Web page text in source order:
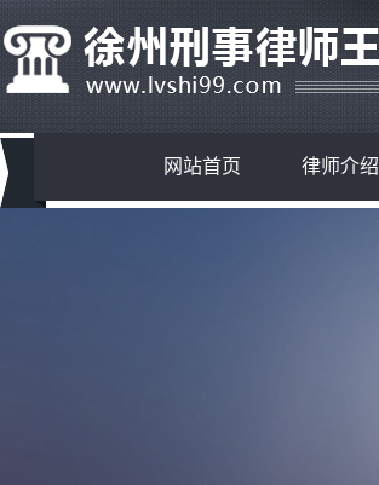
网站首页 律师介绍